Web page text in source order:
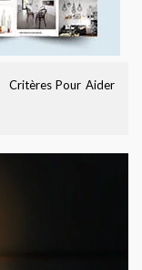
Critères Pour Aider